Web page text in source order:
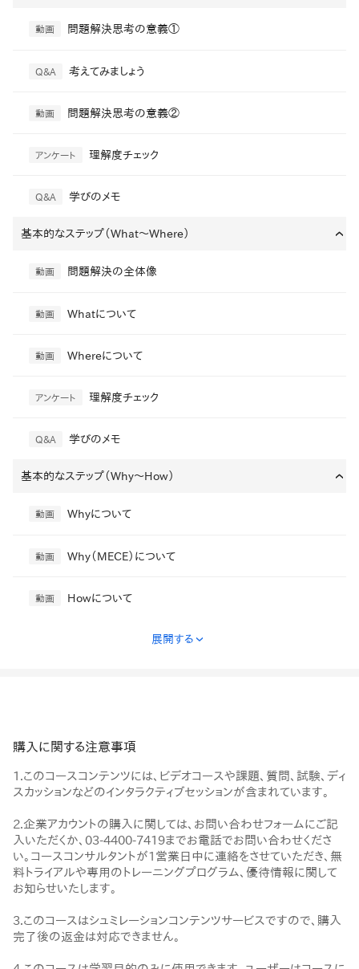
動画 問題解決思考の意義①
Q&A 考えてみましょう
動画 問題解決思考の意義②
アンケート 理解度チェック
Q&A 学びのメモ
基本的なステップ（What～Where） ›
動画 問題解決の全体像
動画 Whatについて
動画 Whereについて
アンケート 理解度チェック
Q&A 学びのメモ
基本的なステップ（Why～How） ›
動画 Whyについて
動画 Why（MECE）について
動画 Howについて
展開する ›
購入に関する注意事項
1.このコースコンテンツには、ビデオコースや課題、質問、試験、ディ
スカッションなどのインタラクティブセッションが含まれています。
2.企業アカウントの購入に関しては、お問い合わせフォームにご記
入いただくか、03-4400-7419までお電話でお問い合わせくださ
い。コースコンサルタントが1営業日中に連絡をさせていただき、無
料トライアルや専用のトレーニングプログラム、優待情報に関して
お知らせいたします。
3.このコースはシュミレーションコンテンツサービスですので、購入
完了後の返金は対応できません。